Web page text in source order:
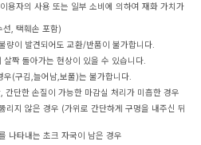
용자의 사용 또는 일부 소비에 의하여 재화 가치가
선, 택훼손 포함)
량이 발견되어도 교환/반품이 불가합니다.
짝 돌아가는 현상이 있을 수 있습니다.
(구김,늘어남,보풀)는 불가합니다.
간단한 손질이 가능한 마감실 처리가 미흡한 경우
리지 않은 경우 (가위로 간단하게 구멍을 내주신 뒤
나타내는 초크 자국이 남은 경우